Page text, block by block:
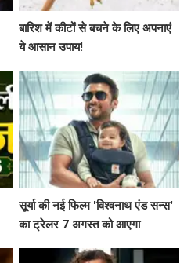
बारिश में कीटों से बचने के लिए अपनाएं
ये आसान उपाय!
सूर्या की नई फिल्म 'विश्वनाथ एंड सन्स'
का ट्रेलर 7 अगस्त को आएगा